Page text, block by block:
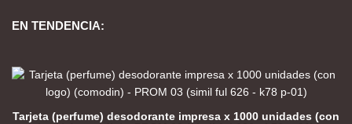
EN TENDENCIA:
Tarjeta (perfume) desodorante impresa x 1000 unidades (con